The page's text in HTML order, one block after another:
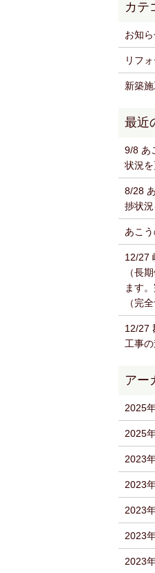
お知
リフ
新築
9/8 あ
状況を
8/28
捗状況
あこ
12/27
（長
ます
（完
12/27
工事
2025
2025
2023
2023
2023
2023
2023